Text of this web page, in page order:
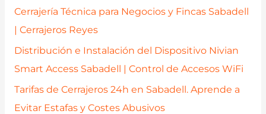
:
Cerrajería Técnica para Negocios y Fincas Sabadell
| Cerrajeros Reyes
Distribución e Instalación del Dispositivo Nivian
Smart Access Sabadell | Control de Accesos WiFi
Tarifas de Cerrajeros 24h en Sabadell. Aprende a
Evitar Estafas y Costes Abusivos